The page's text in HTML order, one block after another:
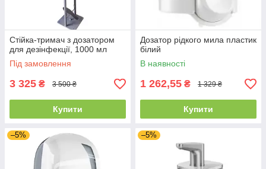
Стійка-тримач з дозатором
для дезінфекції, 1000 мл
Під замовлення
3 325 ₴ 3 500 ₴
Купити
Дозатор рідкого мила пластик
білий
В наявності
1 262,55 ₴ 1 329 ₴
Купити
–5% –5%